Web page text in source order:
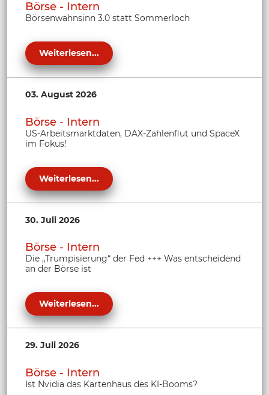
Börse - Intern
Börsenwahnsinn 3.0 statt Sommerloch
Weiterlesen...
03. August 2026
Börse - Intern
US-Arbeitsmarktdaten, DAX-Zahlenflut und SpaceX
im Fokus!
Weiterlesen...
30. Juli 2026
Börse - Intern
Die „Trumpisierung“ der Fed +++ Was entscheidend
an der Börse ist
Weiterlesen...
29. Juli 2026
Börse - Intern
Ist Nvidia das Kartenhaus des KI-Booms?